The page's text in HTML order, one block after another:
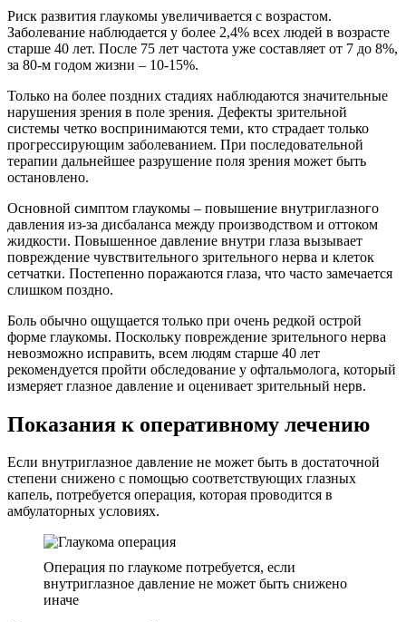
Риск развития глаукомы увеличивается с возрастом.
Заболевание наблюдается у более 2,4% всех людей в возрасте
старше 40 лет. После 75 лет частота уже составляет от 7 до 8%,
за 80-м годом жизни – 10-15%.
Только на более поздних стадиях наблюдаются значительные
нарушения зрения в поле зрения. Дефекты зрительной
системы четко воспринимаются теми, кто страдает только
прогрессирующим заболеванием. При последовательной
терапии дальнейшее разрушение поля зрения может быть
остановлено.
Основной симптом глаукомы – повышение внутриглазного
давления из-за дисбаланса между производством и оттоком
жидкости. Повышенное давление внутри глаза вызывает
повреждение чувствительного зрительного нерва и клеток
сетчатки. Постепенно поражаются глаза, что часто замечается
слишком поздно.
Боль обычно ощущается только при очень редкой острой
форме глаукомы. Поскольку повреждение зрительного нерва
невозможно исправить, всем людям старше 40 лет
рекомендуется пройти обследование у офтальмолога, который
измеряет глазное давление и оценивает зрительный нерв.
Показания к оперативному лечению
Если внутриглазное давление не может быть в достаточной
степени снижено с помощью соответствующих глазных
капель, потребуется операция, которая проводится в
амбулаторных условиях.
Операция по глаукоме потребуется, если
внутриглазное давление не может быть снижено
иначе